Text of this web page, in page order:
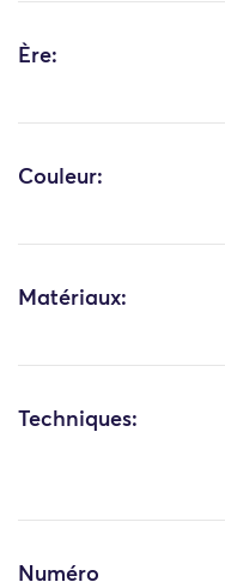
Ère:
Couleur:
Matériaux:
Techniques:
Numéro